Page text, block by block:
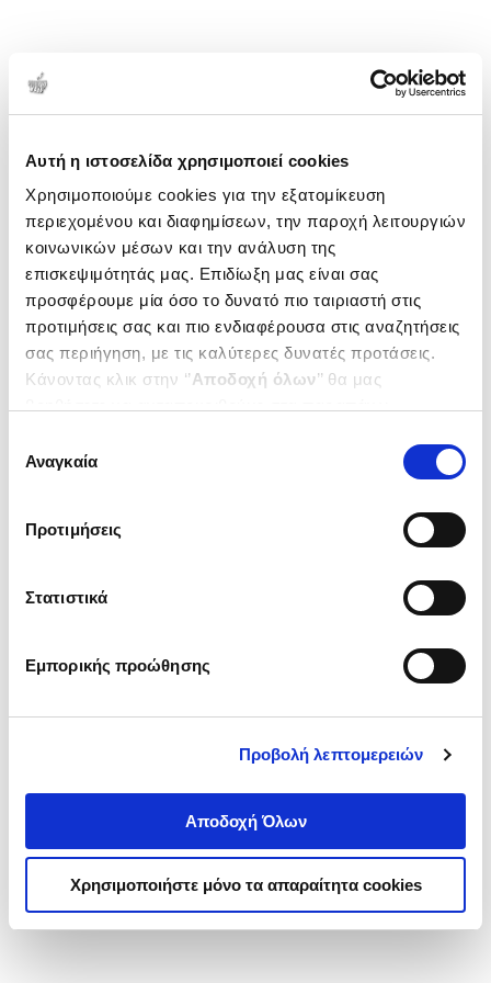
Αυτή η ιστοσελίδα χρησιμοποιεί cookies
Χρησιμοποιούμε cookies για την εξατομίκευση
περιεχομένου και διαφημίσεων, την παροχή λειτουργιών
κοινωνικών μέσων και την ανάλυση της
επισκεψιμότητάς μας. Επιδίωξη μας είναι σας
προσφέρουμε μία όσο το δυνατό πιο ταιριαστή στις
προτιμήσεις σας και πιο ενδιαφέρουσα στις αναζητήσεις
σας περιήγηση, με τις καλύτερες δυνατές προτάσεις.
Κάνοντας κλικ στην ‘’Αποδοχή όλων’’ θα μας
ενδιαφέρουν και να επιλέξετε από τα παρακάτω με την
΄΄και να ενημερωθείτε σχετικά με
συγκατάθεσης
Αναγκαία
Προτιμήσεις
Στατιστικά
Εμπορικής προώθησης
Προβολή λεπτομερειών
Αποδοχή Όλων
Χρησιμοποιήστε μόνο τα απαραίτητα cookies